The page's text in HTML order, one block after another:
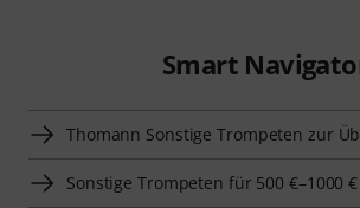
Smart
Thomann Sonstige Trompeten zur
Sonstige Trompeten für 500 €–1000